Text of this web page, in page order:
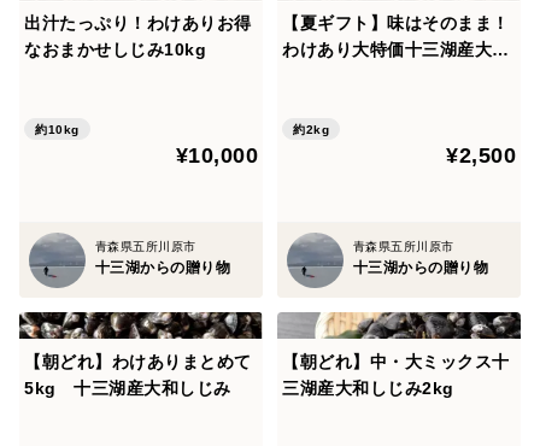
出汁たっぷり！わけありお得
なおまかせしじみ10kg
約10kg
¥10,000
青森県五所川原市
十三湖からの贈り物
【夏ギフト】味はそのまま！
わけあり大特価十三湖産大和
約2kg
¥2,500
青森県五所川原市
十三湖からの贈り物
【朝どれ】わけありまとめて
5kg 十三湖産大和しじみ
【朝どれ】中・大ミックス十
三湖産大和しじみ2kg